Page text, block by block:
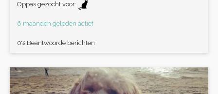
Oppas gezocht voor:
6 maanden geleden actief
0% Beantwoorde berichten